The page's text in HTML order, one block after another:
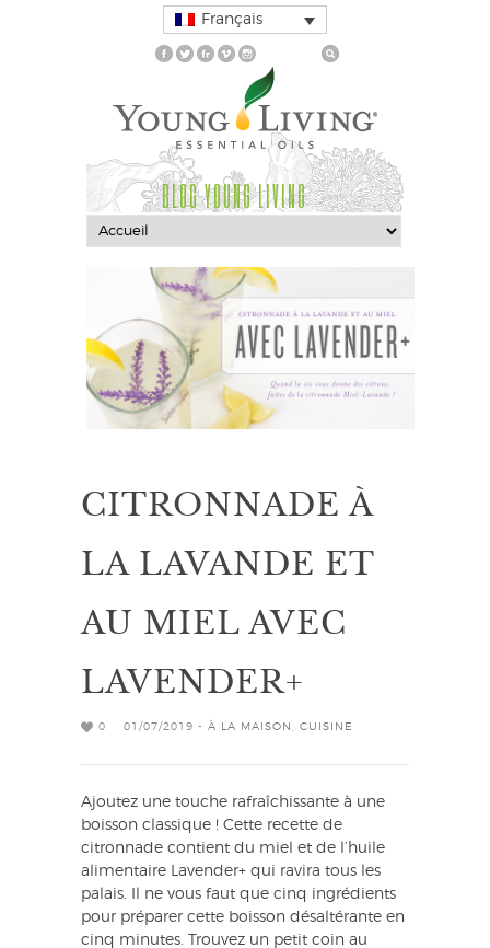
Français
BLOG YOUNG LIVING
CITRONNADE À
LA LAVANDE ET
AU MIEL AVEC
LAVENDER+
0 01/07/2019 - À LA MAISON CUISINE
Ajoutez une touche rafraîchissante à une
boisson classique ! Cette recette de
citronnade contient du miel et de l’huile
alimentaire Lavender+ qui ravira tous les
palais. Il ne vous faut que cinq ingrédients
pour préparer cette boisson désaltérante en
cinq minutes. Trouvez un petit coin au